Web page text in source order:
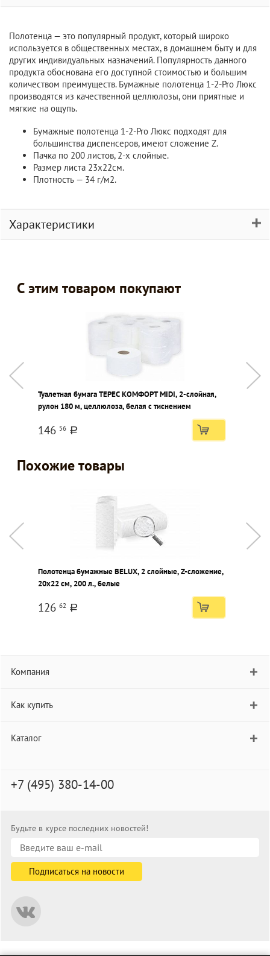
Полотенца — это популярный продукт, который широко
используется в общественных местах, в домашнем быту и для
других индивидуальных назначений. Популярность данного
продукта обоснована его доступной стоимостью и большим
количеством преимуществ. Бумажные полотенца 1-2-Pro Люкс
производятся из качественной целлюлозы, они приятные и
мягкие на ощупь.
Бумажные полотенца 1-2-Pro Люкс подходят для
большинства диспенсеров, имеют сложение Z.
Пачка по 200 листов, 2-х слойные.
Размер листа 23x22см.
Плотность — 34 г/м2.
Характеристики
С этим товаром покупают
Туалетная бумага ТЕРЕС КОМФОРТ MIDI, 2-слойная,
рулон 180 м, целлюлоза, белая с тиснением
146 56 a
Похожие товары
Полотенца бумажные BELUX, 2 слойные, Z-сложение,
20х22 см, 200 л., белые
126 62 a
Компания
Как купить
Каталог
+7 (495) 380-14-00
Будьте в курсе последних новостей!